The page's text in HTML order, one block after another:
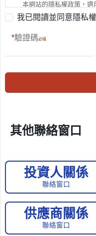
本網站的隱私權政策，適
人資料蒐集、運用與保護，但
由本網站連結之網站均有其專
任何連帶責任，當您連結到
該網站的隱私權政策。
單純在本網站的瀏覽及檔案
本網站會記錄使用者上站的
的網頁等資料，這些資料係供
本網站為提供良好之互動服
寫入並讀取 cookies。本網站
料，也不會讀取其他網站寫入
三、關於與第三者共用個人資
本網站絕不會任意出售、交
個人或私人企業。但下列情
配合司法單位合法之調查，
我已閱讀並同意隱私
驗證碼
其他聯絡窗口
投資人關係
聯絡窗口
供應商關係
聯絡窗口